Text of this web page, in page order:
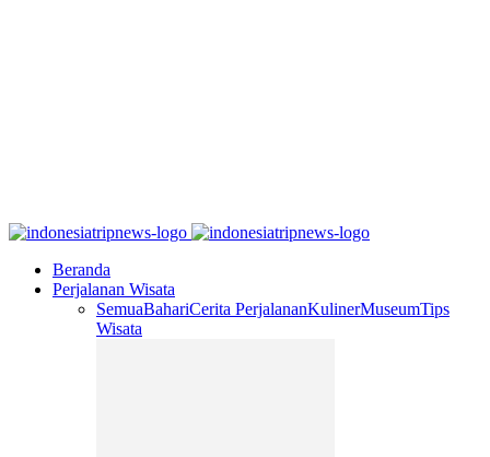
Beranda
Perjalanan Wisata
SemuaBahariCerita PerjalananKulinerMuseumTips
Wisata